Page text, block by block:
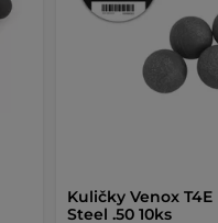
Kuličky Venox
Steel .50 10ks